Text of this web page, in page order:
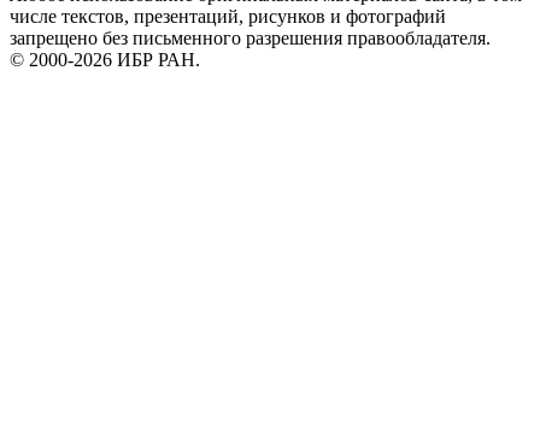
числе текстов, презентаций, рисунков и фотографий
запрещено без письменного разрешения правообладателя.
© 2000-2026 ИБР РАН.